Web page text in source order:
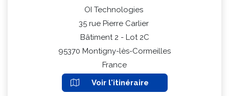
OI Technologies
35 rue Pierre Carlier
Bâtiment 2 - Lot 2C
95370 Montigny-lès-Cormeilles
France
Voir l'itinéraire